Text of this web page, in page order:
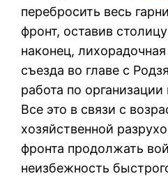
перебросить весь
фронт, оставив
наконец,
съезда во главе с
работа по
Все это в связи с
хозяйственной
фронта продолжать
неизбежность